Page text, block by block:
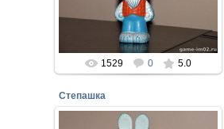
1988 год
perepelin
1529 0 5.0
Степашка